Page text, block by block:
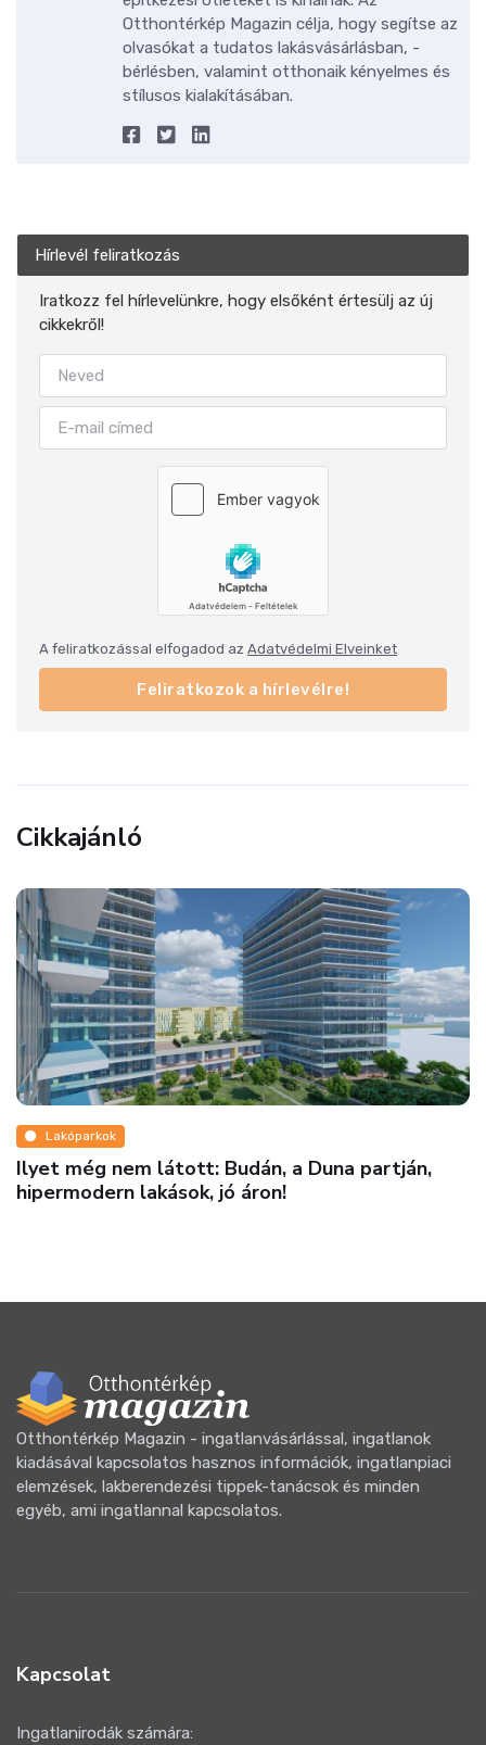
Otthontérkép Magazin célja, hogy segítse az
olvasókat a tudatos lakásvásárlásban, -
bérlésben, valamint otthonaik kényelmes és
stílusos kialakításában.
Hírlevél feliratkozás
Iratkozz fel hírlevelünkre, hogy elsőként értesülj az új
cikkekről!
A feliratkozással elfogadod az Adatvédelmi Elveinket
Feliratkozok a hírlevélre!
Cikkajánló
Lakóparkok
Ilyet még nem látott: Budán, a Duna partján,
hipermodern lakások, jó áron!
Otthontérkép Magazin - ingatlanvásárlással, ingatlanok
kiadásával kapcsolatos hasznos információk, ingatlanpiaci
elemzések, lakberendezési tippek-tanácsok és minden
egyéb, ami ingatlannal kapcsolatos.
Kapcsolat
Ingatlanirodák számára: